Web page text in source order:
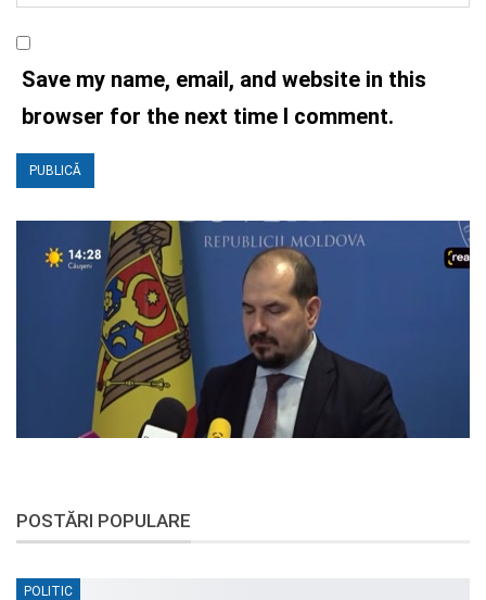
Save my name, email, and website in this
browser for the next time I comment.
POSTĂRI POPULARE
POLITIC